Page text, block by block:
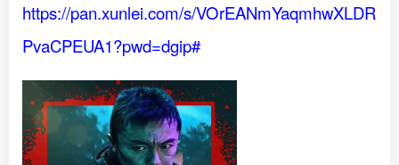
https://pan.xunlei.com/s/VOrEANmYaqmhwXLDR
PvaCPEUA1?pwd=dgip#